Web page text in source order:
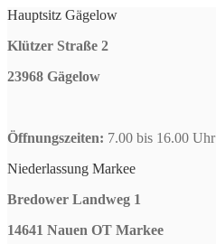
Hauptsitz Gägelow
Klützer Straße 2
23968 Gägelow
Öffnungszeiten: 7.00 bis 16.00 Uhr
Niederlassung Markee
Bredower Landweg 1
14641 Nauen OT Markee